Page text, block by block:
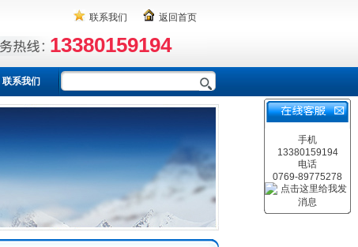
联系我们 返回首页
13380159194
联系我们
手机
13380159194
电话
0769-89775278